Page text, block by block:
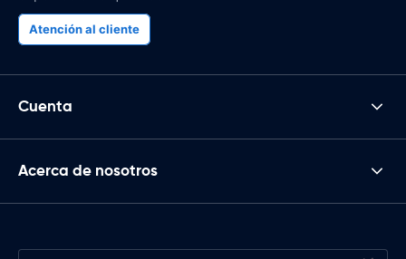
Atención al cliente
Cuenta
Acerca de nosotros